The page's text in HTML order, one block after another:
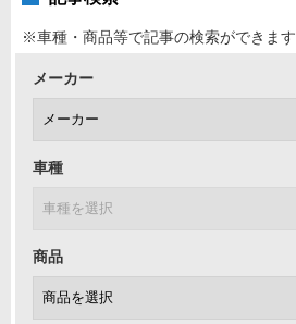
※車種・商品等で記事の検索ができます
メーカー
車種
商品